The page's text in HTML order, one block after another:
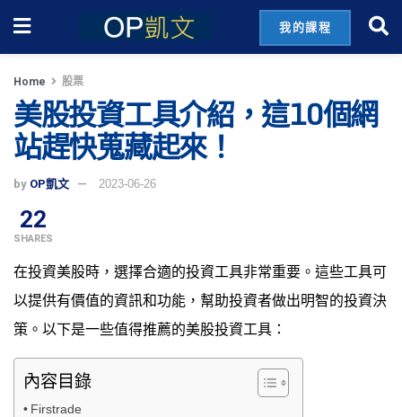
我的課程
Home 股票
美股投資工具介紹，這10個網
站趕快蒐藏起來！
by OP凱文 2023-06-26
22
SHARES
在投資美股時，選擇合適的投資工具非常重要。這些工具可
以提供有價值的資訊和功能，幫助投資者做出明智的投資決
策。以下是一些值得推薦的美股投資工具：
內容目錄
Firstrade